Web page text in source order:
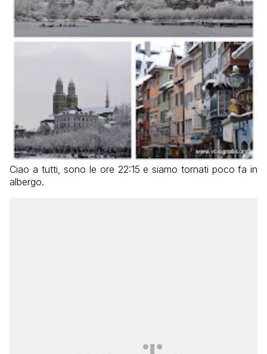
Ciao a tutti, sono le ore 22:15 e siamo tornati poco fa in
albergo.